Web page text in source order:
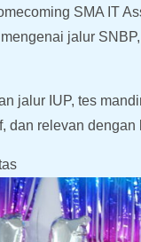
SMA IT
jalur
jalur IUP, tes
dan relevan